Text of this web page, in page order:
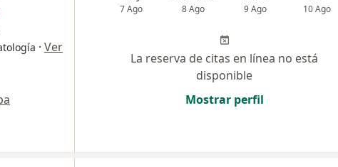
· Ver
7 Ago 8 Ago 9 Ago 10 Ago
La reserva de citas en línea no está
disponible
Mostrar perfil